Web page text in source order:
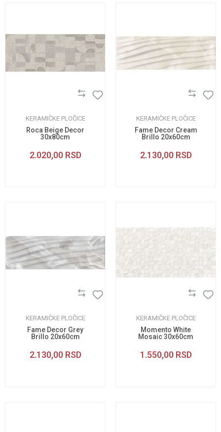
KERAMIČKE PLOČICE
Roca Beige Decor
30x80cm
2.020,00 RSD
KERAMIČKE PLOČICE
Fame Decor Cream
Brillo 20x60cm
2.130,00 RSD
KERAMIČKE PLOČICE
Fame Decor Grey
Brillo 20x60cm
2.130,00 RSD
KERAMIČKE PLOČICE
Momento White
Mosaic 30x60cm
1.550,00 RSD